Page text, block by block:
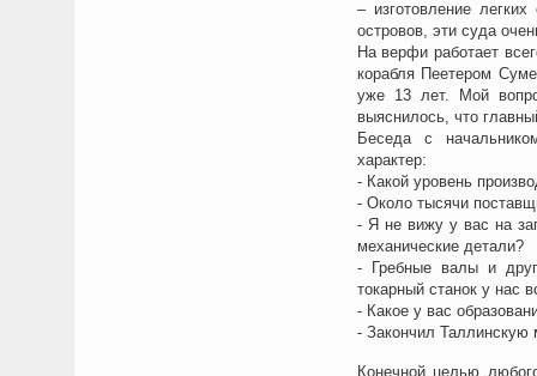
– изготовление
островов, эти суда
На верфи работает
корабля Пеетером
уже 13 лет. Мой
выяснилось, что
Беседа с
характер:
- Какой уровень
- Около тысячи
- Я не вижу у вас на
механические детали?
- Гребные валы и
токарный станок у нас
- Какое у вас
- Закончил
Конечной целью